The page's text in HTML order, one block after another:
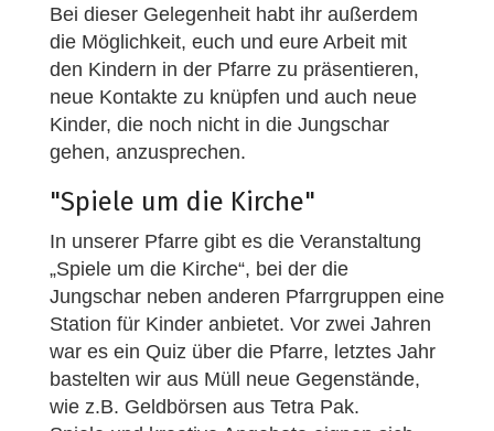
Bei dieser Gelegenheit habt ihr außerdem
die Möglichkeit, euch und eure Arbeit mit
den Kindern in der Pfarre zu präsentieren,
neue Kontakte zu knüpfen und auch neue
Kinder, die noch nicht in die Jungschar
gehen, anzusprechen.
"Spiele um die Kirche"
In unserer Pfarre gibt es die Veranstaltung
„Spiele um die Kirche“, bei der die
Jungschar neben anderen Pfarrgruppen eine
Station für Kinder anbietet. Vor zwei Jahren
war es ein Quiz über die Pfarre, letztes Jahr
bastelten wir aus Müll neue Gegenstände,
wie z.B. Geldbörsen aus Tetra Pak.